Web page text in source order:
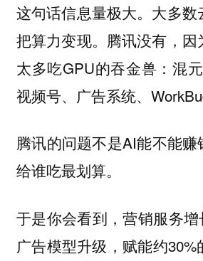
这句话信息量极大。大多数
把算力变现。腾讯没有，
太多吃GPU的吞金兽：混元
视频号、广告系统、
腾讯的问题不是AI能不能
给谁吃最划算。
于是你会看到，营销服务
广告模型升级，赋能约30%